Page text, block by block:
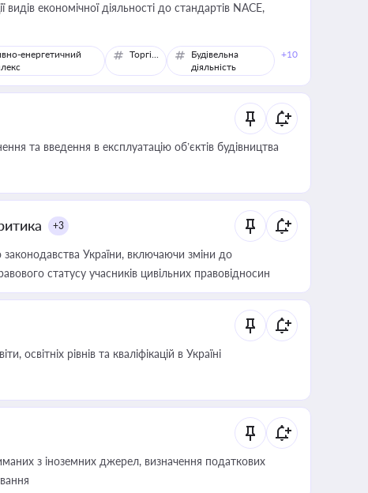
економічної діяльності до стандартів NACE,
енергетичний
Торгівля
Будівельна
діяльність
+10
та введення в експлуатацію об’єктів будівництва
+3
України, включаючи зміни до
статусу учасників цивільних правовідносин
рівнів та кваліфікацій в Україні
з іноземних джерел, визначення податкових